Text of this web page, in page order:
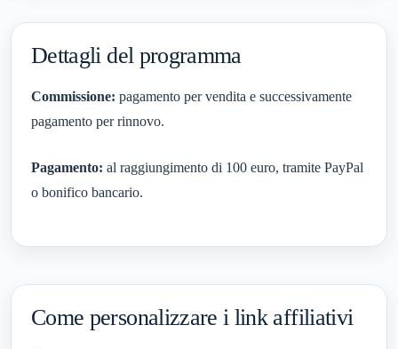
Dettagli del programma
Commissione: pagamento per vendita e successivamente
pagamento per rinnovo.
Pagamento: al raggiungimento di 100 euro, tramite PayPal
o bonifico bancario.
Come personalizzare i link affiliativi